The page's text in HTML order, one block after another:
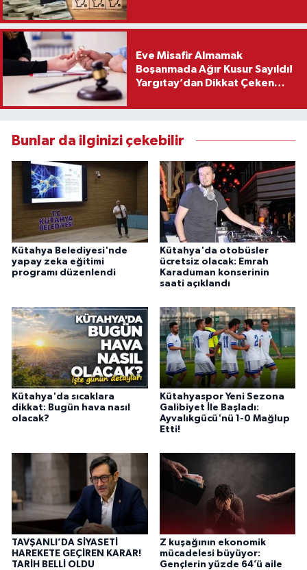
Eve Misafir Almamak
Boşanmada Ağır Kusur Sayıldı!
Yargıtay’dan Dikkat Çeken
Bunlar da ilginizi çekebilir
Kütahya Belediyesi'nde
yapay zeka eğitimi
programı düzenlendi
Kütahya'da otobüsler
ücretsiz olacak: Emrah
Karaduman konserinin
saati açıklandı
Kütahya'da sıcaklara
dikkat: Bugün hava nasıl
olacak?
Kütahyaspor Yeni Sezona
Galibiyet İle Başladı:
Ayvalıkgücü'nü 1-0 Mağlup
Etti!
TAVŞANLI’DA SİYASETİ
HAREKETE GEÇİREN KARAR!
TARİH BELLİ OLDU
Z kuşağının ekonomik
mücadelesi büyüyor:
Gençlerin yüzde 64’ü aile